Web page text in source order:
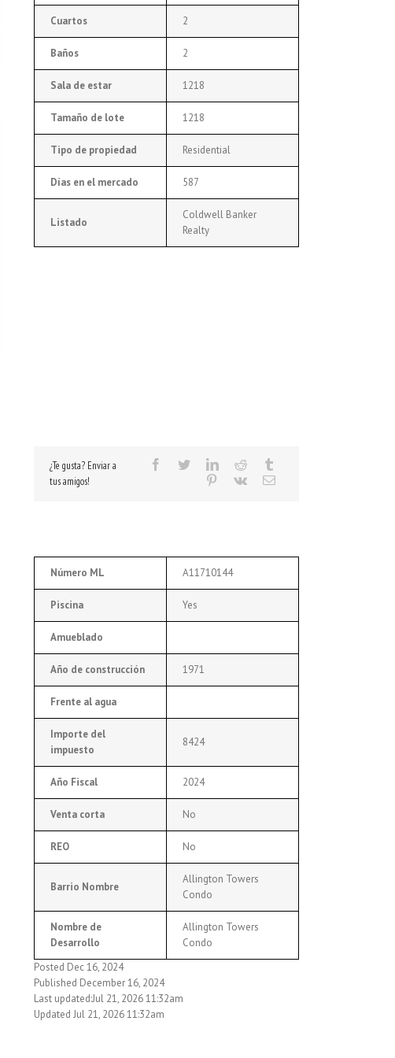
Cuartos 2
Baños 2
Sala de estar 1218
Tamaño de lote 1218
Tipo de propiedad Residential
Días en el mercado 587
Listado
Coldwell Banker
Realty
¿Te gusta? Enviar a
tus amigos!
Número ML A11710144
Piscina Yes
Amueblado
Año de construcción 1971
Frente al agua
Importe del
impuesto
8424
Año Fiscal 2024
Venta corta No
REO No
Barrio Nombre
Allington Towers
Condo
Nombre de
Desarrollo
Allington Towers
Condo
Posted Dec 16, 2024
Published December 16, 2024
Last updated:Jul 21, 2026 11:32am
Updated Jul 21, 2026 11:32am